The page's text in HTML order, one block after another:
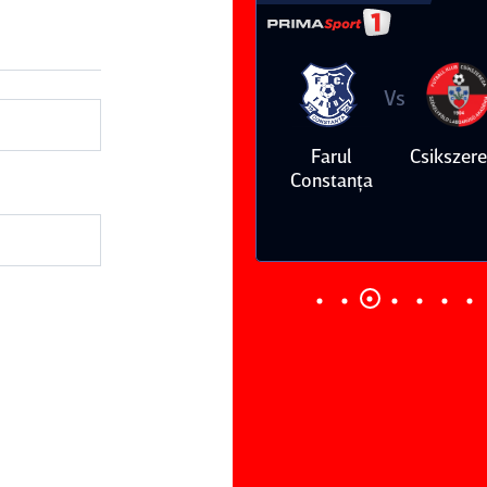
Farul
Vs
Dinamo
Vs
FC